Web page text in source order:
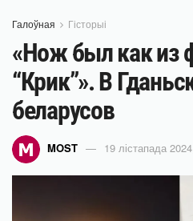
Галоўная Гісторыі
«Нож был как из
“Крик”». В
беларусов
MOST 19 лістапада